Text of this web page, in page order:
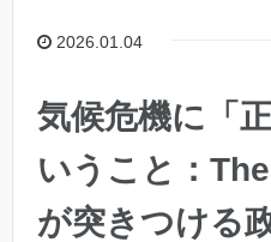
2026.01.04
気候危機に「
いうこと：
が突きつける